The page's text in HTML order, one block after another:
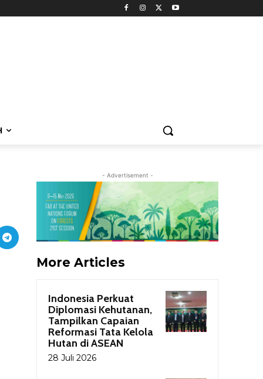
- Advertisement -
More Articles
Indonesia Perkuat
Diplomasi Kehutanan,
Tampilkan Capaian
Reformasi Tata Kelola
Hutan di ASEAN
28 Juli 2026